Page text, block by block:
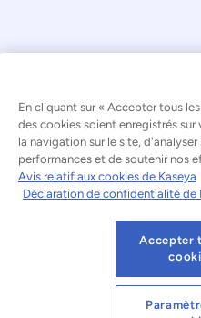
© 2026 Kaseya.
Déclaration relative
Conditions
Déclaration de
En cliquant sur « Accepter tous
des cookies soient enregistrés
la navigation sur le site,
performances et de soutenir nos
Avis relatif aux cookies de Kaseya
Déclaration de confidentialité de
Accepter